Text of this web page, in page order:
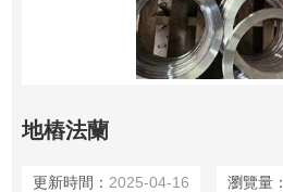
地樁法蘭
更新時間： 2025-04-16 瀏覽量：